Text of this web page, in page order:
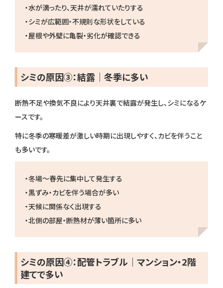
・水が滴ったり、天井が濡れていたりする
・シミが広範囲・不規則な形状をしている
・屋根や外壁に亀裂・劣化が確認できる
シミの原因③：結露｜冬季に多い
断熱不足や換気不良により天井裏で結露が発生し、シミになるケ
ースです。
特に冬季の寒暖差が激しい時期に出現しやすく、カビを伴うこと
も多いです。
・冬場〜春先に集中して発生する
・黒ずみ・カビを伴う場合が多い
・天候に関係なく出現する
・北側の部屋・断熱材が薄い箇所に多い
シミの原因④：配管トラブル｜マンション・2階
建てで多い